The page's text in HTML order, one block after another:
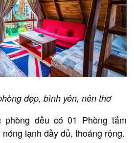
đẹp, bình yên, nên thơ
đều có 01 Phòng tắm
lạnh đầy đủ, thoáng rộng.